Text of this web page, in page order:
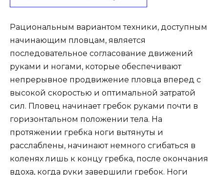
Рациональным вариантом техники, доступным
начинающим пловцам, является
последовательное согласование движений
руками и ногами, которые обеспечивают
непрерывное продвижение пловца вперед с
высокой скоростью и оптимальной затратой
сил. Пловец начинает гребок руками почти в
горизонтальном положении тела. На
протяжении гребка ноги вытянуты и
расслаблены, начинают немного сгибаться в
коленях лишь к концу гребка, после окончания
вдоха, когда руки завершили гребок. Ноги